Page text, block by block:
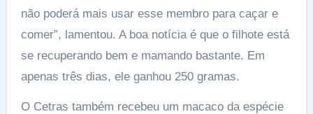
não poderá mais usar esse membro para caçar e
comer”, lamentou. A boa notícia é que o filhote está
se recuperando bem e mamando bastante. Em
apenas três dias, ele ganhou 250 gramas.
O Cetras também recebeu um macaco da espécie